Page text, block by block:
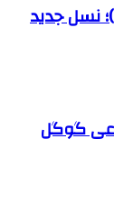
معرفی کرکره فولادی اوکر (OKER)؛ نسل جدید
گوگل